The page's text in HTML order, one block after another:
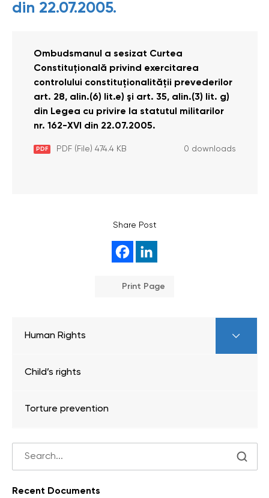
din 22.07.2005.
Ombudsmanul a sesizat Curtea
Constituţională privind exercitarea
controlului constituţionalităţii prevederilor
art. 28, alin.(6) lit.e) şi art. 35, alin.(3) lit. g)
din Legea cu privire la statutul militarilor
nr. 162-XVI din 22.07.2005.
PDF PDF (File) 474.4 KB 0 downloads
Share Post
Print Page
Human Rights
Child’s rights
Torture prevention
Recent Documents